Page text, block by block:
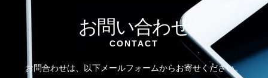
お問い合わせ
CONTACT
お問合わせは、以下メールフォームからお寄せください。